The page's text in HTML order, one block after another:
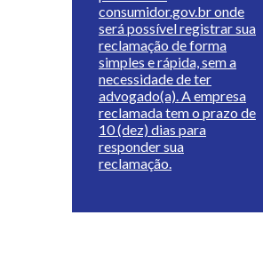
consumidor.gov.br onde
será possível registrar sua
reclamação de forma
simples e rápida, sem a
necessidade de ter
advogado(a). A empresa
reclamada tem o prazo de
10 (dez) dias para
responder sua
reclamação.